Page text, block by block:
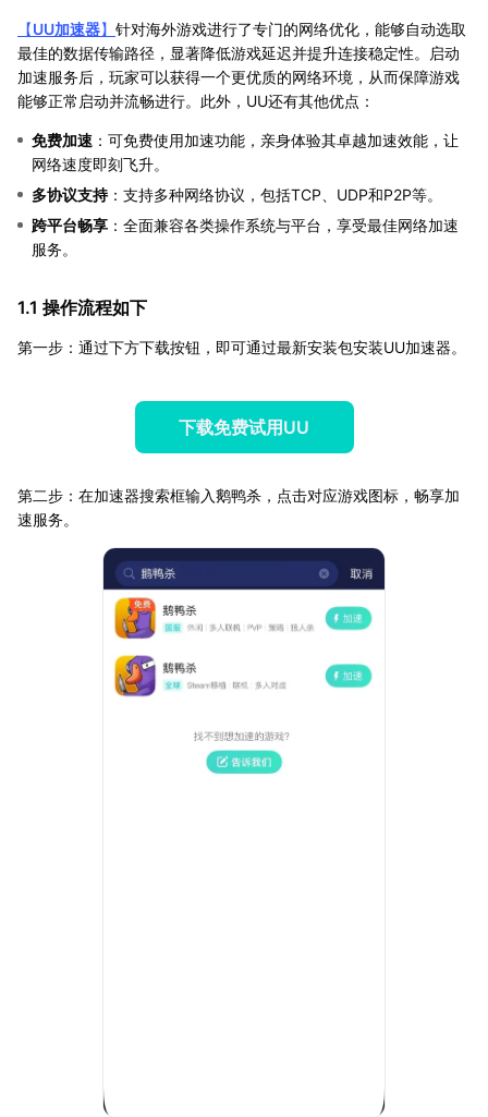
【UU加速器】 针对海外游戏进行了专门的网络优化，能够自动选取
最佳的数据传输路径，显著降低游戏延迟并提升连接稳定性。启动
加速服务后，玩家可以获得一个更优质的网络环境，从而保障游戏
能够正常启动并流畅进行。此外，UU还有其他优点：
免费加速 ：可免费使用加速功能，亲身体验其卓越加速效能，让
网络速度即刻飞升。
多协议支持：支持多种网络协议，包括TCP、UDP和P2P等。
跨平台畅享 ：全面兼容各类操作系统与平台，享受最佳网络加速
服务。
1.1 操作流程如下
第一步：通过下方下载按钮，即可通过最新安装包安装UU加速器。
下载免费试用UU
第二步：在加速器搜索框输入鹅鸭杀，点击对应游戏图标，畅享加
速服务。